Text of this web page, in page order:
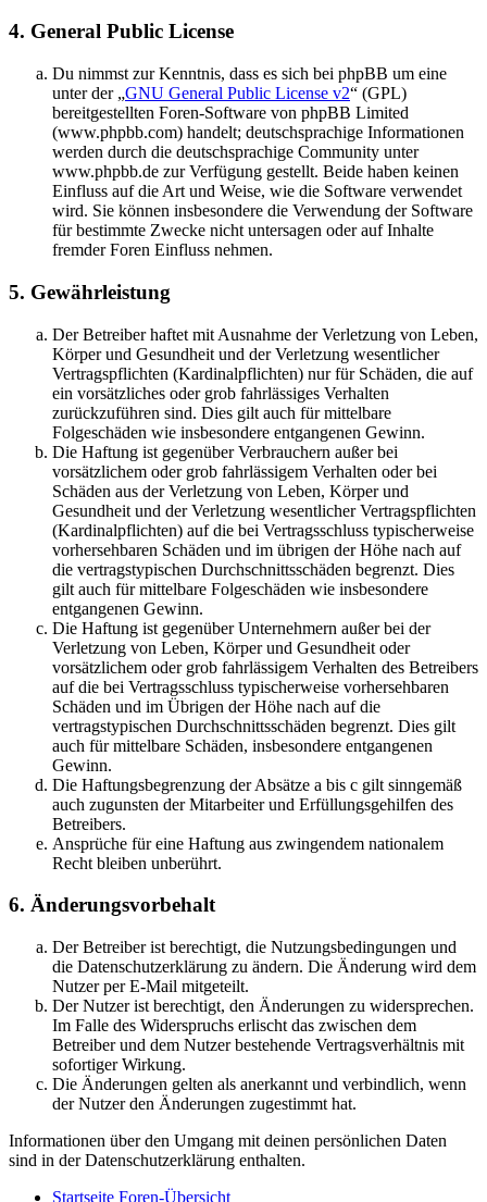
4. General Public License
Du nimmst zur Kenntnis, dass es sich bei phpBB um eine
unter der „GNU General Public License v2“ (GPL)
bereitgestellten Foren-Software von phpBB Limited
(www.phpbb.com) handelt; deutschsprachige Informationen
werden durch die deutschsprachige Community unter
www.phpbb.de zur Verfügung gestellt. Beide haben keinen
Einfluss auf die Art und Weise, wie die Software verwendet
wird. Sie können insbesondere die Verwendung der Software
für bestimmte Zwecke nicht untersagen oder auf Inhalte
fremder Foren Einfluss nehmen.
5. Gewährleistung
Der Betreiber haftet mit Ausnahme der Verletzung von Leben,
Körper und Gesundheit und der Verletzung wesentlicher
Vertragspflichten (Kardinalpflichten) nur für Schäden, die auf
ein vorsätzliches oder grob fahrlässiges Verhalten
zurückzuführen sind. Dies gilt auch für mittelbare
Folgeschäden wie insbesondere entgangenen Gewinn.
Die Haftung ist gegenüber Verbrauchern außer bei
vorsätzlichem oder grob fahrlässigem Verhalten oder bei
Schäden aus der Verletzung von Leben, Körper und
Gesundheit und der Verletzung wesentlicher Vertragspflichten
(Kardinalpflichten) auf die bei Vertragsschluss typischerweise
vorhersehbaren Schäden und im übrigen der Höhe nach auf
die vertragstypischen Durchschnittsschäden begrenzt. Dies
gilt auch für mittelbare Folgeschäden wie insbesondere
entgangenen Gewinn.
Die Haftung ist gegenüber Unternehmern außer bei der
Verletzung von Leben, Körper und Gesundheit oder
vorsätzlichem oder grob fahrlässigem Verhalten des Betreibers
auf die bei Vertragsschluss typischerweise vorhersehbaren
Schäden und im Übrigen der Höhe nach auf die
vertragstypischen Durchschnittsschäden begrenzt. Dies gilt
auch für mittelbare Schäden, insbesondere entgangenen
Gewinn.
Die Haftungsbegrenzung der Absätze a bis c gilt sinngemäß
auch zugunsten der Mitarbeiter und Erfüllungsgehilfen des
Betreibers.
Ansprüche für eine Haftung aus zwingendem nationalem
Recht bleiben unberührt.
6. Änderungsvorbehalt
Der Betreiber ist berechtigt, die Nutzungsbedingungen und
die Datenschutzerklärung zu ändern. Die Änderung wird dem
Nutzer per E-Mail mitgeteilt.
Der Nutzer ist berechtigt, den Änderungen zu widersprechen.
Im Falle des Widerspruchs erlischt das zwischen dem
Betreiber und dem Nutzer bestehende Vertragsverhältnis mit
sofortiger Wirkung.
Die Änderungen gelten als anerkannt und verbindlich, wenn
der Nutzer den Änderungen zugestimmt hat.
Informationen über den Umgang mit deinen persönlichen Daten
sind in der Datenschutzerklärung enthalten.
Startseite Foren-Übersicht